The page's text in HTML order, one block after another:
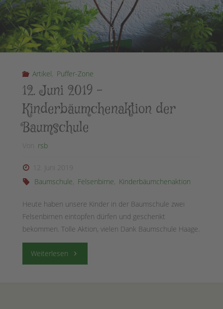
Artikel, Puffer-Zone
12. Juni 2019 –
Kinderbäumchenaktion der
Baumschule
rsb
12. Juni 2019
Baumschule, Felsenbirne, Kinderbäumchenaktion
Heute haben unsere Kinder in der Baumschule zwei
Felsenbirnen eintopfen dürfen und geschenkt
bekommen. Tolle Aktion, vielen Dank Baumschule Haage.
Weiterlesen "12.